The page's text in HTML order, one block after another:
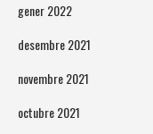
gener 2022
desembre 2021
novembre 2021
octubre 2021